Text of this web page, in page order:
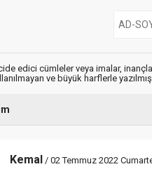
edici cümleler veya imalar,
ve büyük harflerle
Kemal / 02 Temmuz 2022